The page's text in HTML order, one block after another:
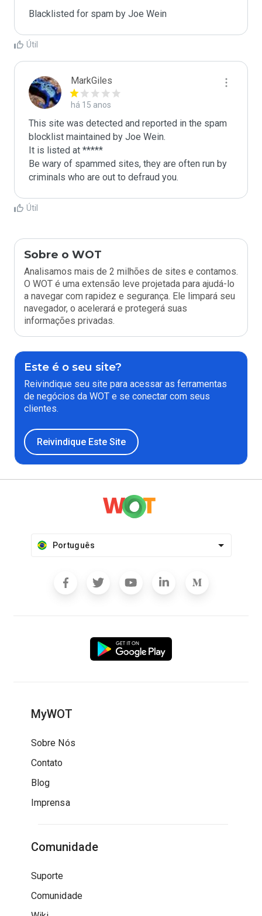
Blacklisted for spam by Joe Wein
Útil
MarkGiles
há 15 anos
This site was detected and reported in the spam
blocklist maintained by Joe Wein.
It is listed at *****
Be wary of spammed sites, they are often run by
criminals who are out to defraud you.
Útil
Sobre o WOT
Analisamos mais de 2 milhões de sites e contamos.
O WOT é uma extensão leve projetada para ajudá-lo
a navegar com rapidez e segurança. Ele limpará seu
navegador, o acelerará e protegerá suas
informações privadas.
Este é o seu site?
Reivindique seu site para acessar as ferramentas
de negócios da WOT e se conectar com seus
clientes.
Reivindique Este Site
Português
MyWOT
Sobre Nós
Contato
Blog
Imprensa
Comunidade
Suporte
Comunidade